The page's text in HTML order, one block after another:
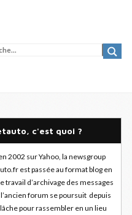
c'est quoi ?
2002 sur Yahoo, la newsgroup
est passée au format blog en
travail d’archivage des messages
forum se poursuit depuis
pour rassembler en un lieu